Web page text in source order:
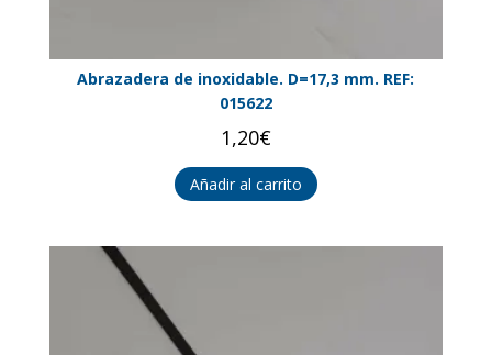
Abrazadera de inoxidable. D=17,3 mm. REF:
015622
1,20€
Añadir al carrito